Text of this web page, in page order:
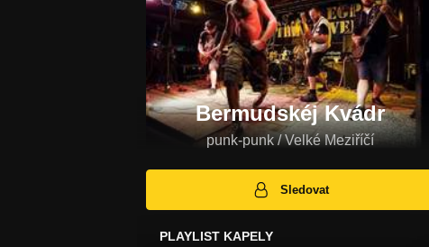
Bermudskéj Kvádr
punk-punk / Velké Meziříčí
Sledovat
PLAYLIST KAPELY